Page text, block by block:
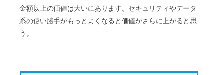
金額以上の価値は大いにあります。セキュリティやデータ
系の使い勝手がもっとよくなると価値がさらに上がると思
う。